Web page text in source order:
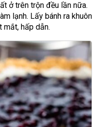
ở trên trộn đều lần nữa.
lạnh. Lấy bánh ra khuôn
hấp dẫn.